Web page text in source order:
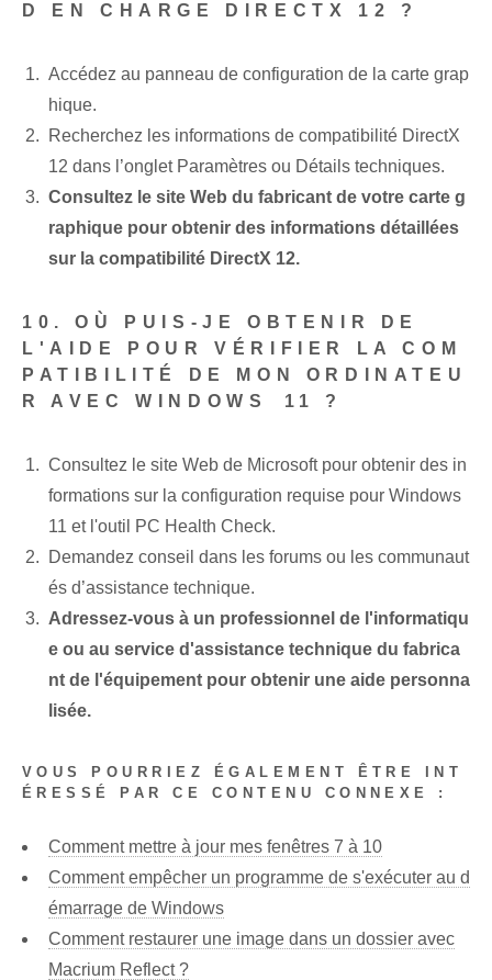
D EN CHARGE DIRECTX 12 ?
Accédez au panneau de configuration de la carte grap
hique.
Recherchez les informations de compatibilité DirectX
12‌ dans l’onglet Paramètres ou Détails techniques.
Consultez le site Web du fabricant de votre carte g
raphique pour obtenir des informations détaillées
sur la compatibilité DirectX 12.
10. OÙ PUIS-JE OBTENIR DE
L'AIDE POUR VÉRIFIER LA COM
PATIBILITÉ DE MON ORDINATEU
R AVEC WINDOWS⁣ 11 ?
Consultez le site Web de Microsoft pour obtenir des in
formations sur la configuration requise pour Windows
11 et l'outil PC Health Check.
Demandez conseil⁢ dans les forums ou les communaut
és d’assistance technique.
Adressez-vous à un professionnel de l'informatiqu
e ou au service d'assistance technique du fabrica
nt de l'équipement pour obtenir une aide personna
lisée.
VOUS POURRIEZ ÉGALEMENT ÊTRE INT
ÉRESSÉ PAR CE CONTENU CONNEXE :
Comment mettre à jour mes fenêtres 7 à 10
Comment empêcher un programme de s'exécuter au d
émarrage de Windows
Comment restaurer une image dans un dossier avec
Macrium Reflect ?